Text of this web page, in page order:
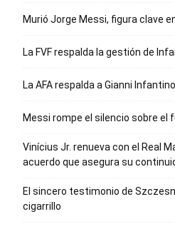
Murió Jorge Messi, figura clave
La FVF respalda la gestión de
La AFA respalda a Gianni
Messi rompe el silencio sobre el
Vinícius Jr. renueva con el Real
acuerdo que asegura su
El sincero testimonio de
cigarrillo